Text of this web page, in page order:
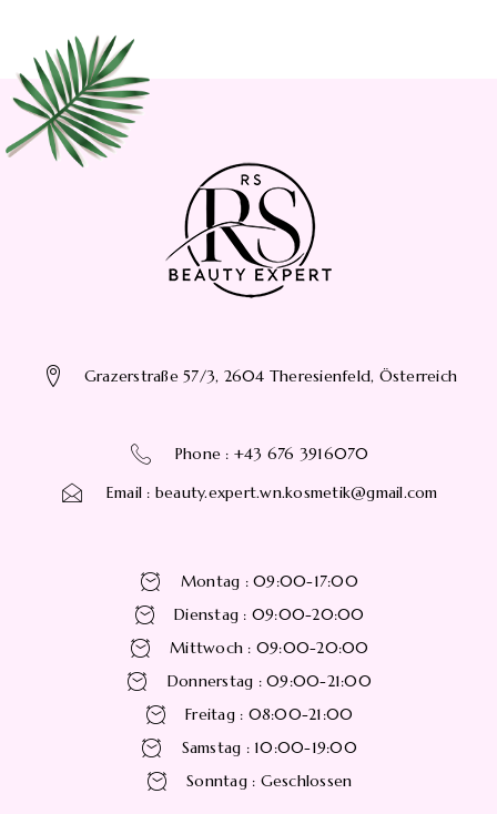
Grazerstraße 57/3, 2604 Theresienfeld, Österreich
Phone : +43 676 3916070
Email : beauty.expert.wn.kosmetik@gmail.com
Montag : 09:00-17:00
Dienstag : 09:00-20:00
Mittwoch : 09:00-20:00
Donnerstag : 09:00-21:00
Freitag : 08:00-21:00
Samstag : 10:00-19:00
Sonntag : Geschlossen